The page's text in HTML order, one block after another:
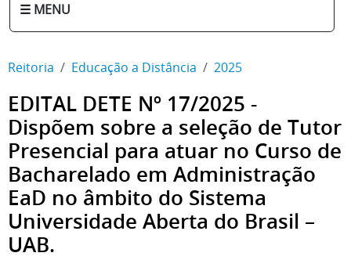
☰ MENU
Reitoria Educação a Distância 2025
EDITAL DETE Nº 17/2025 -
Dispõem sobre a seleção de Tutor
Presencial para atuar no Curso de
Bacharelado em Administração
EaD no âmbito do Sistema
Universidade Aberta do Brasil –
UAB.